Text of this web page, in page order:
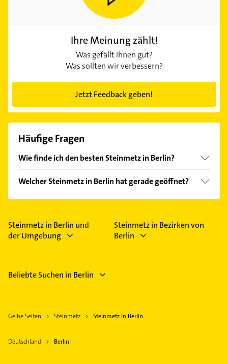
Ihre Meinung zählt!
Was gefällt Ihnen gut?
Was sollten wir verbessern?
Jetzt Feedback geben!
Häufige Fragen
Wie finde ich den besten Steinmetz in Berlin?
Kundenmeinungen und profitieren Sie von den
Empfehlungen. Die Suchergebnisse können Sie sich
Welcher Steinmetz in Berlin hat gerade geöffnet?
Im Anbieter-Bereich finden Sie alleÖffnungszeiten.
Feiertagen abweichen können.
Steinmetz in Berlin und
der Umgebung
Steinmetz in Bezirken von
Berlin
Beliebte Suchen in Berlin
Gelbe Seiten Steinmetz Steinmetz in Berlin
Deutschland Berlin